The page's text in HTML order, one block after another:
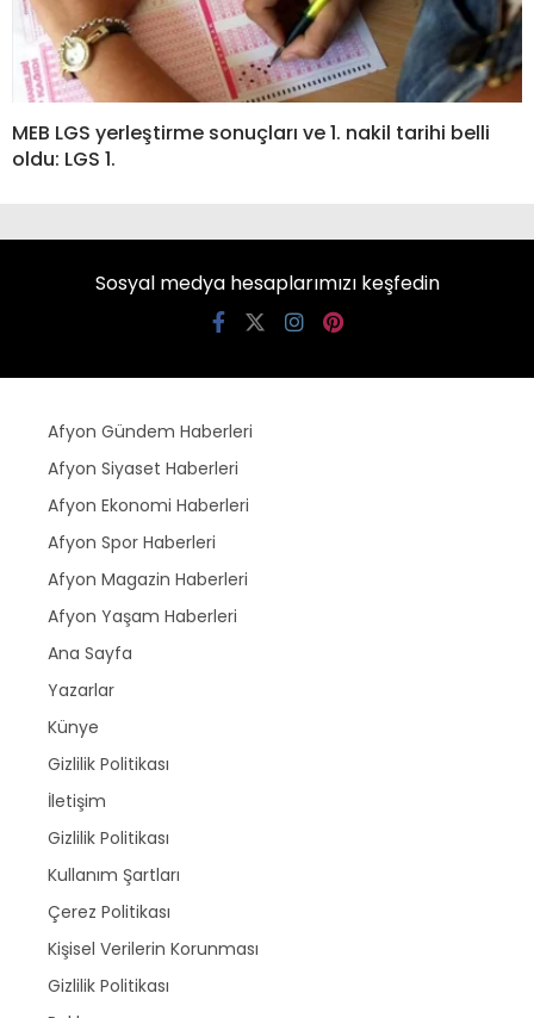
MEB LGS yerleştirme sonuçları ve 1. nakil tarihi belli
oldu: LGS 1.
Sosyal medya hesaplarımızı keşfedin
Afyon Gündem Haberleri
Afyon Siyaset Haberleri
Afyon Ekonomi Haberleri
Afyon Spor Haberleri
Afyon Magazin Haberleri
Afyon Yaşam Haberleri
Ana Sayfa
Yazarlar
Künye
Gizlilik Politikası
İletişim
Gizlilik Politikası
Kullanım Şartları
Çerez Politikası
Kişisel Verilerin Korunması
Gizlilik Politikası